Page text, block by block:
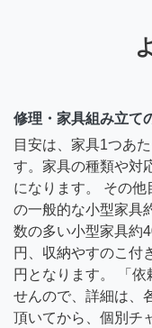
修理・家具組み立て
目安は、家具1つあ
す。家具の種類や対
になります。 その
の一般的な小型家具
数の多い小型家具約
円、収納やすのこ付
円となります。 「
せんので、詳細は、
頂いてから、個別チ